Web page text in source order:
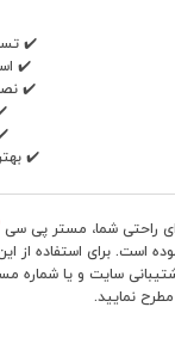
✔️
✔️
✔️
✔️
راحتی شما، مستر پی سی
است. برای استفاده از
مطرح نمایید.